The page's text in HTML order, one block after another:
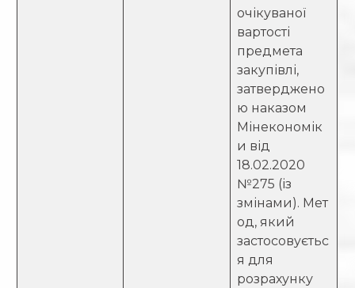
очікуваної
вартості
предмета
закупівлі,
затверджено
ю наказом
Мінекономік
и від
18.02.2020
№275 (із
змінами). Мет
од, який
застосовуєтьс
я для
розрахунку